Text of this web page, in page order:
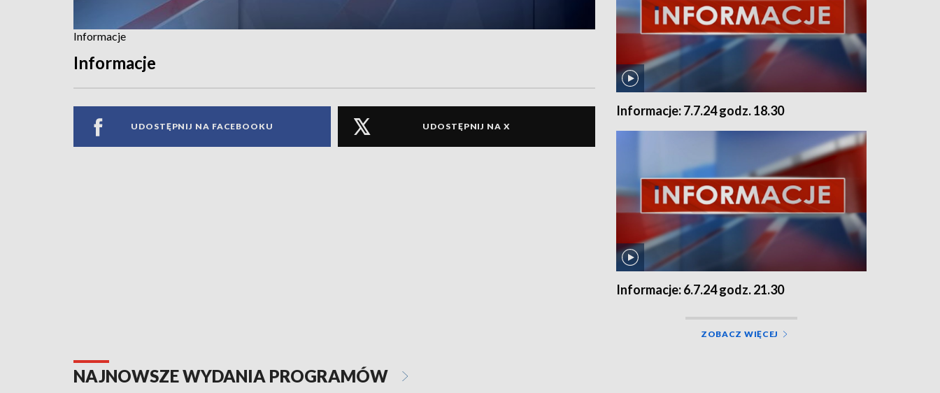
Informacje
Informacje
UDOSTĘPNIJ NA FACEBOOKU UDOSTĘPNIJ NA X
Informacje: 7.7.24 godz. 18.30
Informacje: 6.7.24 godz. 21.30
ZOBACZ WIĘCEJ
NAJNOWSZE WYDANIA PROGRAMÓW